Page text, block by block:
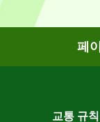
페
교통 규칙